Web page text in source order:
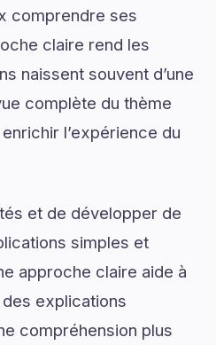
comprendre ses
claire rend les
naissent souvent d’une
complète du thème
l’expérience du
et de développer de
simples et
approche claire aide à
explications
compréhension plus